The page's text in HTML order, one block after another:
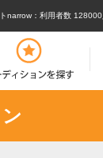
narrow ：利用者数 128000